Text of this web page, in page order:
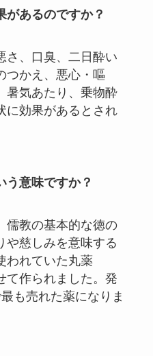
があるのですか？
さ、口臭、二日酔い
つかえ、悪心・嘔
暑気あたり、乗物酔
に効果があるとされ
う意味ですか？
儒教の基本的な徳の
や慈しみを意味する
われていた丸薬
て作られました。発
も売れた薬になりま